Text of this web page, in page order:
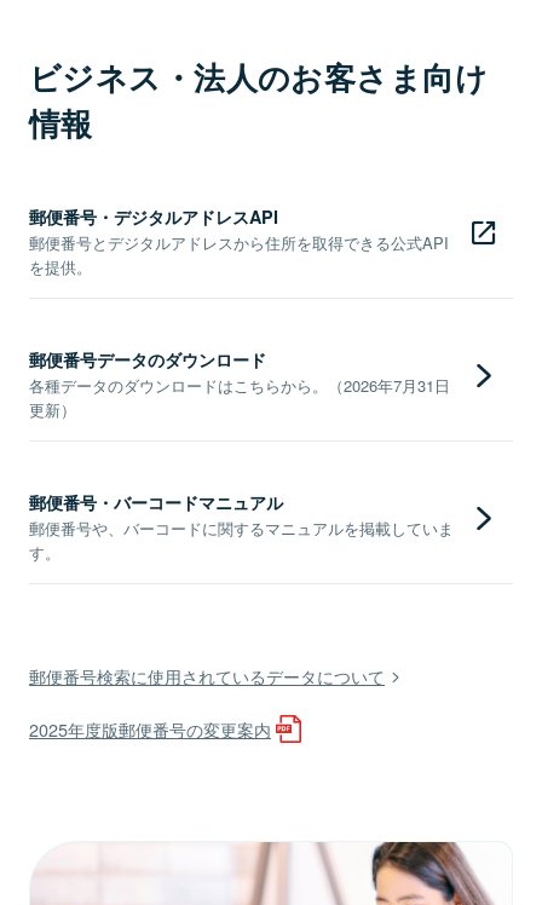
ビジネス・法人のお客さま向け
情報
郵便番号・デジタルアドレスAPI
郵便番号とデジタルアドレスから住所を取得できる公式API
を提供。
郵便番号データのダウンロード
各種データのダウンロードはこちらから。（2026年7月31日
更新）
郵便番号・バーコードマニュアル
郵便番号や、バーコードに関するマニュアルを掲載していま
す。
郵便番号検索に使用されているデータについて
2025年度版郵便番号の変更案内